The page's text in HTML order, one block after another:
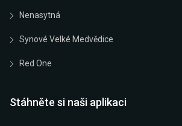
Nenasytná
Synové Velké Medvědice
Red One
Stáhněte si naši aplikaci